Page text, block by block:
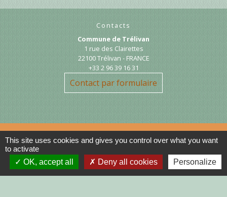
Contacts
Commune de Trélivan
1 rue des Clairettes
22100 Trélivan - FRANCE
+33 2 96 39 16 31
Contact par formulaire
Liens
This site uses cookies and gives you control over what you want
to activate
OK, accept all
Deny all cookies Personalize